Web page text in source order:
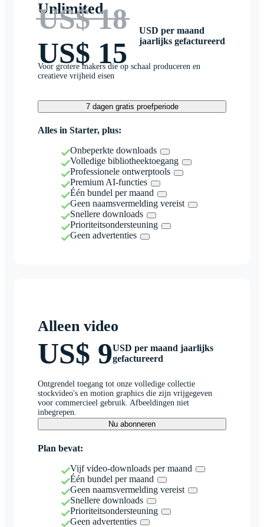
Unlimited
US$ 18
US$ 15
USD per maand
jaarlijks gefactureerd
Voor grotere makers die op schaal produceren en
creatieve vrijheid eisen
7 dagen gratis proefperiode
Alles in Starter, plus:
Onbeperkte downloads
Volledige bibliotheektoegang
Professionele ontwerptools
Premium AI-functies
Één bundel per maand
Geen naamsvermelding vereist
Snellere downloads
Prioriteitsondersteuning
Geen advertenties
Alleen video
US$ 9USD per maand jaarlijks
gefactureerd
Ontgrendel toegang tot onze volledige collectie
stockvideo's en motion graphics die zijn vrijgegeven
voor commercieel gebruik. Afbeeldingen niet
inbegrepen.
Nu abonneren
Plan bevat:
Vijf video-downloads per maand
Één bundel per maand
Geen naamsvermelding vereist
Snellere downloads
Prioriteitsondersteuning
Geen advertenties